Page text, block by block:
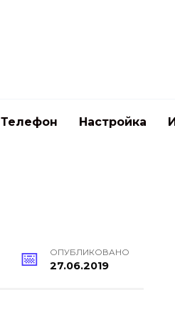
Телефон Настройка
ОПУБЛИКОВАНО
27.06.2019